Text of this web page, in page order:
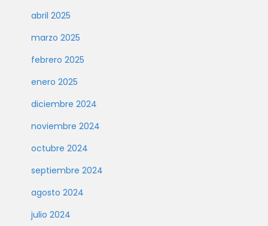
abril 2025
marzo 2025
febrero 2025
enero 2025
diciembre 2024
noviembre 2024
octubre 2024
septiembre 2024
agosto 2024
julio 2024